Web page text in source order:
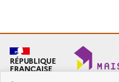
RÉPUBLIQUE
FRANÇAISE